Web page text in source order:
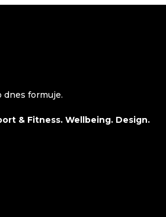
dnes formuje.
& Fitness. Wellbeing. Design.